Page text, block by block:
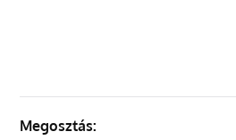
Megosztás: